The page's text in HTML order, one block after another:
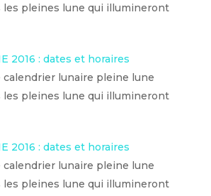
les pleines lune qui illumineront
2016 : dates et horaires
calendrier lunaire pleine lune
les pleines lune qui illumineront
2016 : dates et horaires
calendrier lunaire pleine lune
les pleines lune qui illumineront